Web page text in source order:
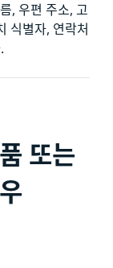
, 우편 주소, 고
식별자, 연락처
또는